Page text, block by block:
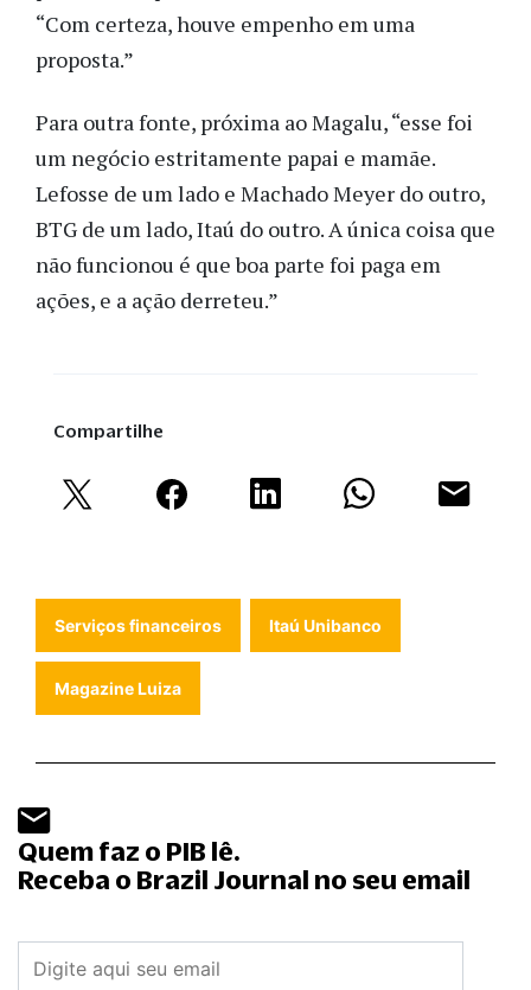
“Com certeza, houve empenho em uma
proposta.”
Para outra fonte, próxima ao Magalu, “esse foi
um negócio estritamente papai e mamãe.
Lefosse de um lado e Machado Meyer do outro,
BTG de um lado, Itaú do outro. A única coisa que
não funcionou é que boa parte foi paga em
ações, e a ação derreteu.”
Compartilhe
Serviços financeiros Itaú Unibanco
Magazine Luiza
Quem faz o PIB lê.
Receba o Brazil Journal no seu email